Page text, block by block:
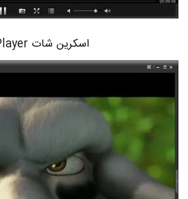
اسکرین شات DAPlayer